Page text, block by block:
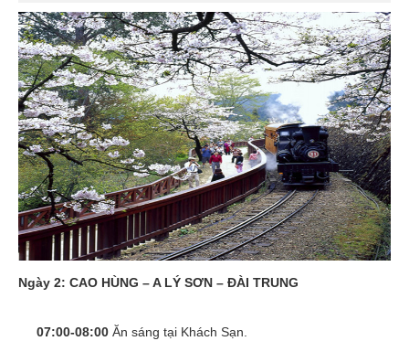
Ngày 2: CAO HÙNG – A LÝ SƠN – ĐÀI TRUNG
07:00-08:00 Ăn sáng tại Khách Sạn.